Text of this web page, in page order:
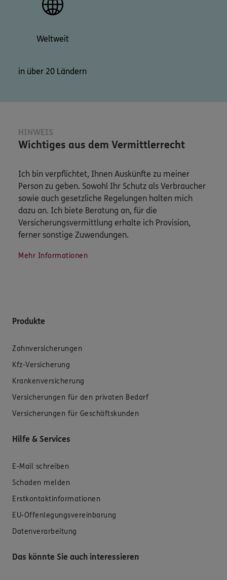
Weltweit
in über 20 Ländern
HINWEIS
Wichtiges aus dem Vermittlerrecht
Ich bin verpflichtet, Ihnen Auskünfte zu meiner
Person zu geben. Sowohl Ihr Schutz als Verbraucher
sowie auch gesetzliche Regelungen halten mich
dazu an. Ich biete Beratung an, für die
Versicherungsvermittlung erhalte ich Provision,
ferner sonstige Zuwendungen.
Mehr Informationen
Produkte
Zahnversicherungen
Kfz-Versicherung
Krankenversicherung
Versicherungen für den privaten Bedarf
Versicherungen für Geschäftskunden
Hilfe & Services
E-Mail schreiben
Schaden melden
Erstkontaktinformationen
EU-Offenlegungsvereinbarung
Datenverarbeitung
Das könnte Sie auch interessieren